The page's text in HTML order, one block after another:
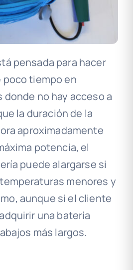
pensada para hacer
tiempo en
no hay acceso a
la duración de la
aproximadamente
potencia, el
puede alargarse si
menores y
aunque si el cliente
una batería
más largos.